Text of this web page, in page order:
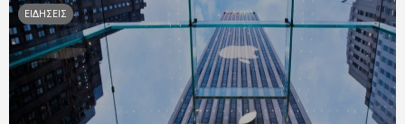
ΕΙΔΗΣΕΙΣ